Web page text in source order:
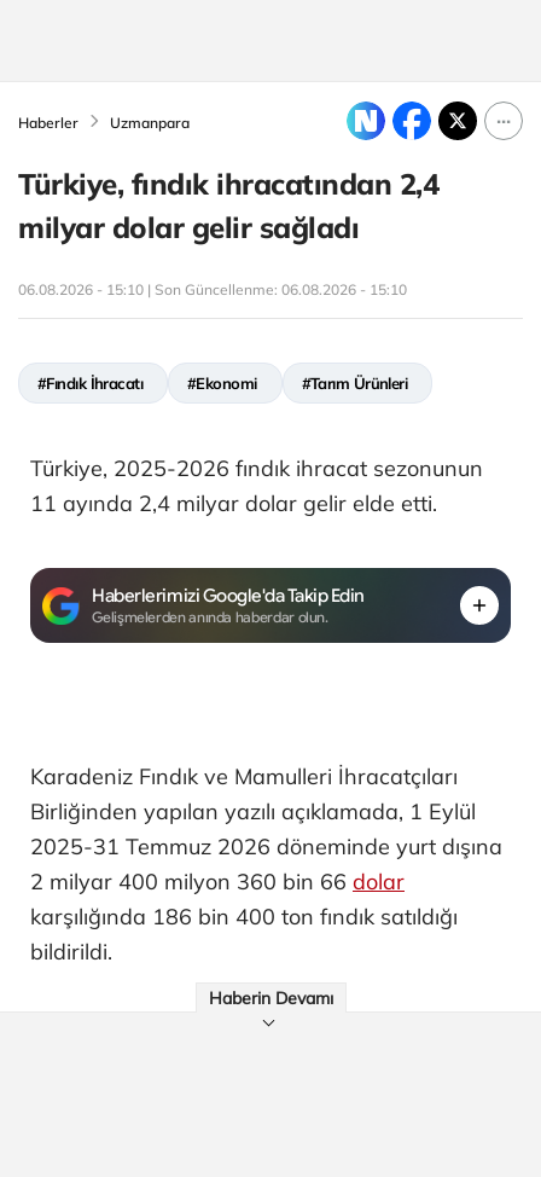
Haberler Uzmanpara
Türkiye, fındık ihracatından 2,4
milyar dolar gelir sağladı
06.08.2026 - 15:10 | Son Güncellenme: 06.08.2026 - 15:10
#Fındık İhracatı #Ekonomi #Tarım Ürünleri
Türkiye, 2025-2026 fındık ihracat sezonunun
11 ayında 2,4 milyar dolar gelir elde etti.
Haberlerimizi Google'da Takip Edin
Gelişmelerden anında haberdar olun.
Karadeniz Fındık ve Mamulleri İhracatçıları
Birliğinden yapılan yazılı açıklamada, 1 Eylül
2025-31 Temmuz 2026 döneminde yurt dışına
2 milyar 400 milyon 360 bin 66 dolar
karşılığında 186 bin 400 ton fındık satıldığı
bildirildi.
Haberin Devamı